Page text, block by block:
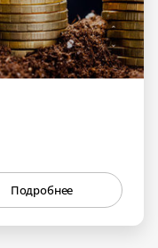
Подробнее